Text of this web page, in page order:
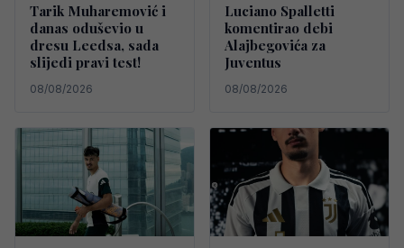
Tarik Muharemović i
danas oduševio u
dresu Leedsa, sada
slijedi pravi test!
08/08/2026
Luciano Spalletti
komentirao debi
Alajbegovića za
Juventus
08/08/2026